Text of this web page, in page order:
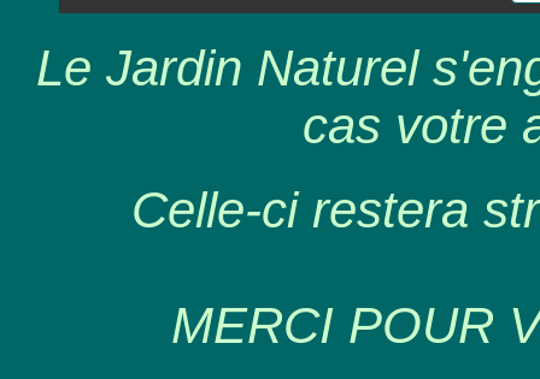
Le Jardin Naturel
cas votre
Celle-ci restera
MERCI POUR